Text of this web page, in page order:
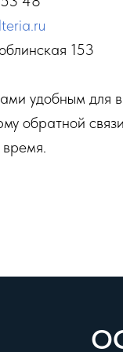
153
удобным для
обратной